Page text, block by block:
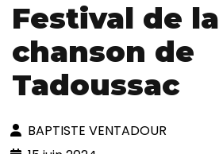
Festival de la
chanson de
Tadoussac
BAPTISTE VENTADOUR